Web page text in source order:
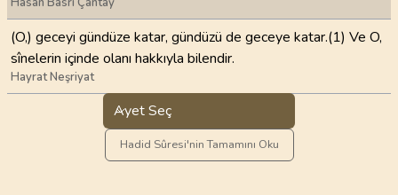
(O,) geceyi gündüze katar, gündüzü de geceye katar.(1) Ve O,
sînelerin içinde olanı hakkıyla bilendir.
Hayrat Neşriyat
Ayet Seç
Hadid Sûresi'nin Tamamını Oku